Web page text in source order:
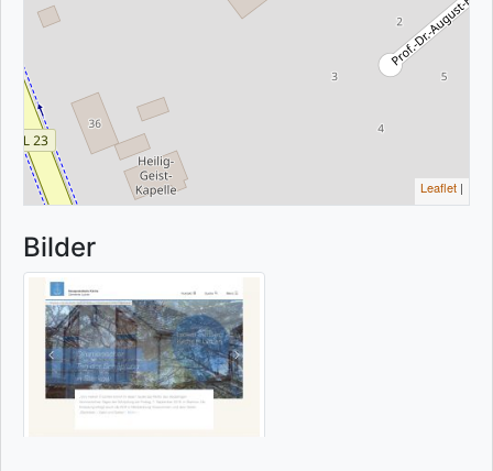
Leaflet |
Bilder